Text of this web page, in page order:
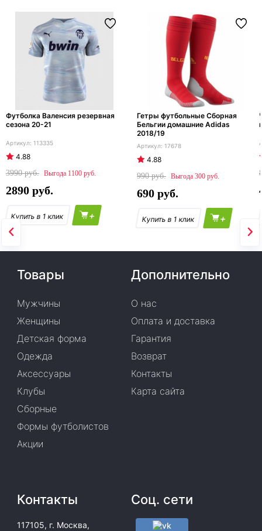
Футболка Валенсия резервная
сезона 20-21
113335
4.88
3990
1100
2890
+
Гетры футбольные Сборная
Бельгии домашние Adidas
2018/19
17678
4.88
990
300
690
+
Товары
Мужчины
Женщины
Детская форма
Одежда
Аксессуары
Клубы
Сборные
Формы футболистов
Акции
Дополнительно
О нас
Оплата и доставка
Гарантия
Возврат
Контакты
Карта сайта
Контакты
117105, г. Москва,
Соц. сети